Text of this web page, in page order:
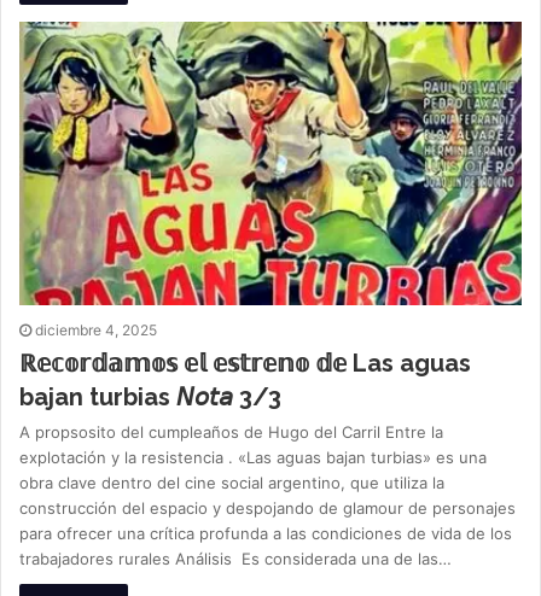
diciembre 4, 2025
ℝ𝕖𝕔𝕠𝕣𝕕𝕒𝕞𝕠𝕤 𝕖𝕝 𝕖𝕤𝕥𝕣𝕖𝕟𝕠 𝕕𝕖 Las aguas
bajan turbias 𝘕𝘰𝘵𝘢 3/3
A propsosito del cumpleaños de Hugo del Carril Entre la
explotación y la resistencia . «Las aguas bajan turbias» es una
obra clave dentro del cine social argentino, que utiliza la
construcción del espacio y despojando de glamour de personajes
para ofrecer una crítica profunda a las condiciones de vida de los
trabajadores rurales Análisis Es considerada una de las…